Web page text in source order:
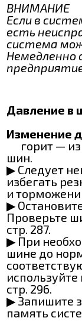
ВНИМАНИЕ
Если в
есть
система
Немедленно
Давление в
Изменение
горит —
шин.
▶ Следует
избегать
и
▶
Проверьте
стр. 287.
▶ При
шине до
стр. 296.
▶ Запишите
память